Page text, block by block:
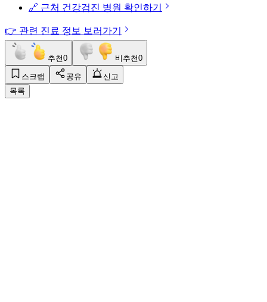
🔗 근처 건강검진 병원 확인하기
👉 관련 진료 정보 보러가기
추천0 비추천0
스크랩 공유
신고
목록